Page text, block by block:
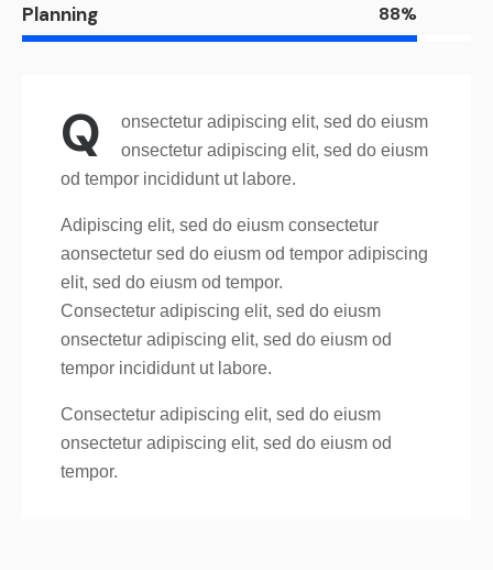
Planning 88%
Q
onsectetur adipiscing elit, sed do eiusm
onsectetur adipiscing elit, sed do eiusm
od tempor incididunt ut labore.
Adipiscing elit, sed do eiusm consectetur
aonsectetur sed do eiusm od tempor adipiscing
elit, sed do eiusm od tempor.
Consectetur adipiscing elit, sed do eiusm
onsectetur adipiscing elit, sed do eiusm od
tempor incididunt ut labore.
Consectetur adipiscing elit, sed do eiusm
onsectetur adipiscing elit, sed do eiusm od
tempor.